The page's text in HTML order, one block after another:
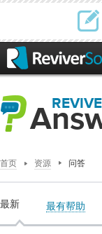
首页 资源 问答
最新 最有帮助